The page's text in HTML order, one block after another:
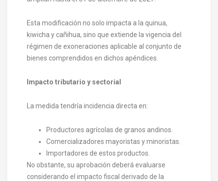
Esta modificación no solo impacta a la quinua,
kiwicha y cañihua, sino que extiende la vigencia del
régimen de exoneraciones aplicable al conjunto de
bienes comprendidos en dichos apéndices.
Impacto tributario y sectorial
La medida tendría incidencia directa en:
Productores agrícolas de granos andinos.
Comercializadores mayoristas y minoristas.
Importadores de estos productos.
No obstante, su aprobación deberá evaluarse
considerando el impacto fiscal derivado de la